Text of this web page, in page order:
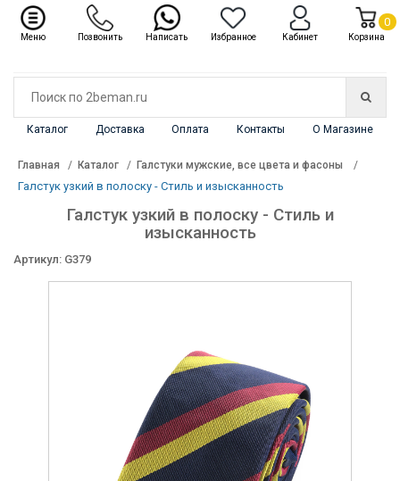
Каталог Доставка Оплата Контакты О Магазине
Каталог ✖
Главная Каталог Галстуки мужские, все цвета и фасоны
Галстук узкий в полоску - Стиль и изысканность
Галстук узкий в полоску - Стиль и
изысканность
Артикул: G379
Меню Позвонить Написать Избранное Кабинет Корзина
0